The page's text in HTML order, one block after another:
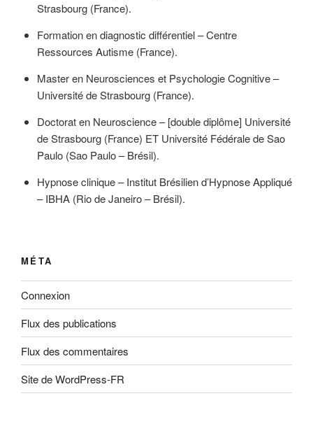
Strasbourg (France).
Formation en diagnostic différentiel – Centre
Ressources Autisme (France).
Master en Neurosciences et Psychologie Cognitive –
Université de Strasbourg (France).
Doctorat en Neuroscience – [double diplôme] Université
de Strasbourg (France) ET Université Fédérale de Sao
Paulo (Sao Paulo – Brésil).
Hypnose clinique – Institut Brésilien d’Hypnose Appliqué
– IBHA (Rio de Janeiro – Brésil).
MÉTA
Connexion
Flux des publications
Flux des commentaires
Site de WordPress-FR